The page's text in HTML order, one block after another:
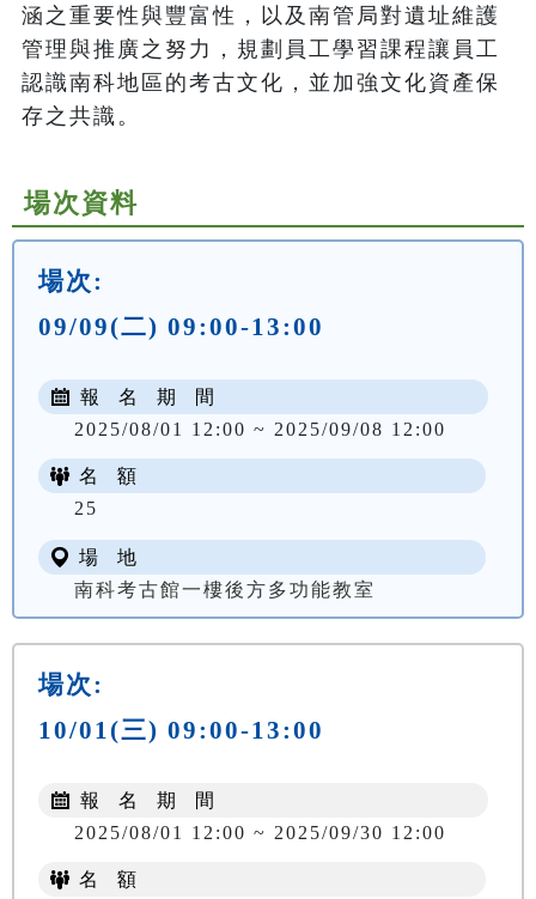
涵之重要性與豐富性，以及南管局對遺址維護
管理與推廣之努力，規劃員工學習課程讓員工
認識南科地區的考古文化，並加強文化資產保
存之共識。
場次資料
場次:
09/09(二) 09:00-13:00
報 名 期 間
2025/08/01 12:00 ~ 2025/09/08 12:00
名 額
25
場 地
南科考古館一樓後方多功能教室
場次:
10/01(三) 09:00-13:00
報 名 期 間
2025/08/01 12:00 ~ 2025/09/30 12:00
名 額